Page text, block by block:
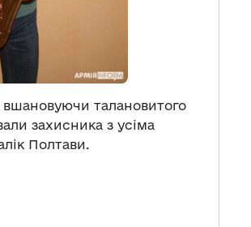
талановитого
захисника з усіма
Полтави.